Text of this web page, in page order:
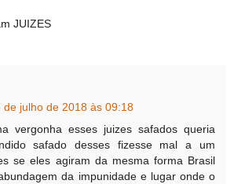
JUIZES
de julho de 2018 às 09:18
vergonha esses juizes safados queria
safado desses fizesse mal a um
se eles agiram da mesma forma Brasil
da impunidade e lugar onde o